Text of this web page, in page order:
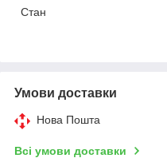
Стан
Умови доставки
Нова Пошта
Всі умови доставки